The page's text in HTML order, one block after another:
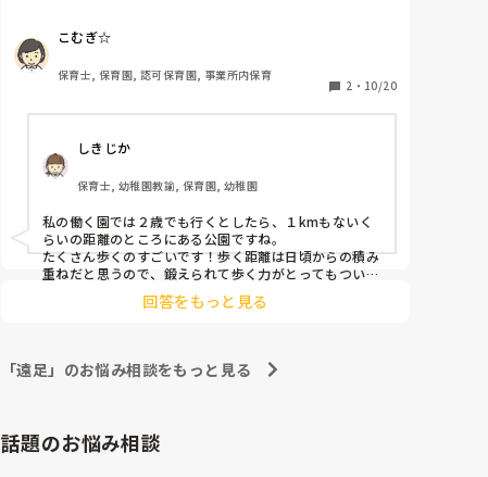
歩いていきます。保育士が歩ける子の手を2人ずつ繋
からよく手を繋いで散歩に出かけているので、1、2歳
ながらよく歩きます。国道を渡ったり、なかなか危険
だと思いながら、何とか連れて行っています。
皆さんの園では、どのくらいの距離を歩いて遠足に行
こむぎ☆
保育士, 保育園, 認可保育園, 事業所内保育
2 ・ 10/20
しきじか
保育士, 幼稚園教諭, 保育園, 幼稚園
私の働く園では２歳でも行くとしたら、１kmもないく
らいの距離のところにある公園ですね。
たくさん歩くのすごいです！歩く距離は日頃からの積み
重ねだと思うので、鍛えられて歩く力がとってもついて
国道など道のりは危険もいっぱいありそうですが、子ど
回答をもっと見る
「遠足」のお悩み相談をもっと見る
話題のお悩み相談